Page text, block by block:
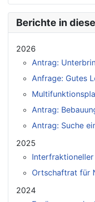
Berichte in
2026
Antrag:
Anfrage: Gutes
Antrag:
Antrag: Suche
2025
Ortschaftrat für
2024